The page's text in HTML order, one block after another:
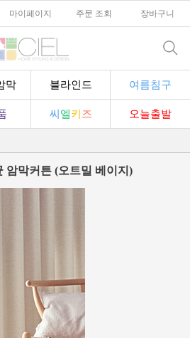
마이페이지 주문 조회 장바구니
막 블라인드 여름침구
씨 엘키 즈 오늘출발
암막커튼 (오트밀 베이지)